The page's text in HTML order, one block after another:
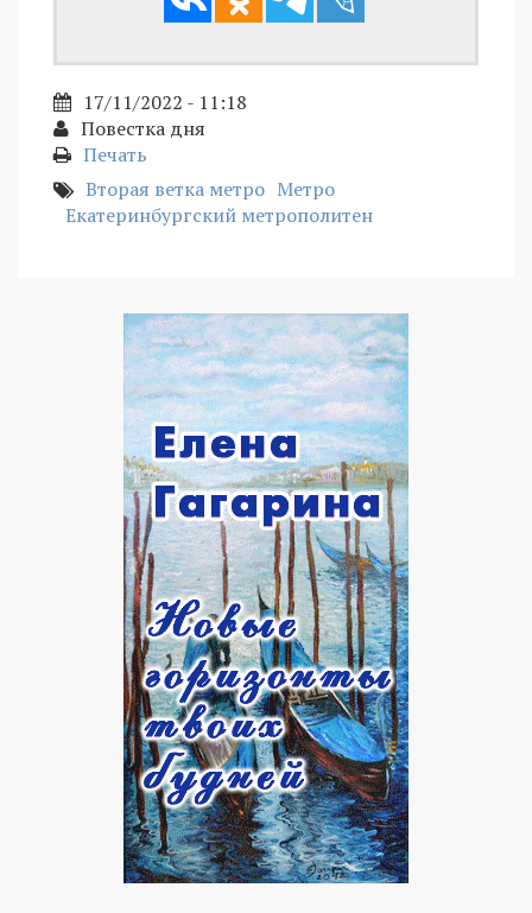
17/11/2022 - 11:18
Повестка дня
Печать
Вторая ветка метро Метро
Екатеринбургский метрополитен